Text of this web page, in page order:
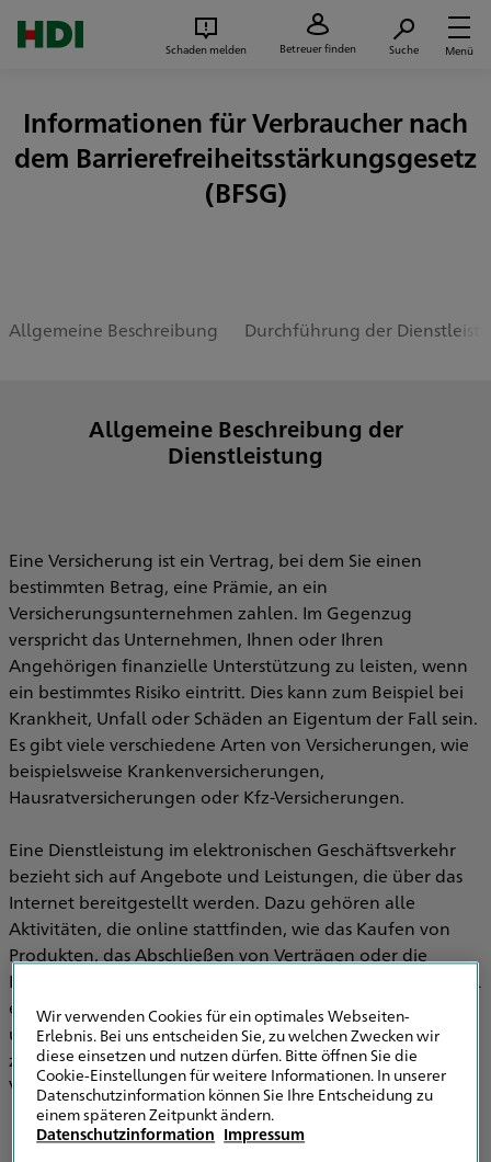
Zum Seiteninhalt springen
Schaden melden Betreuer finden Suche Menü
Informationen für Verbraucher nach
dem Barrierefreiheitsstärkungsgesetz
(BFSG)
Allgemeine Beschreibung Durchführung der
Allgemeine Beschreibung der
Dienstleistung
Eine Versicherung ist ein Vertrag, bei dem Sie einen
bestimmten Betrag, eine Prämie, an ein
Versicherungsunternehmen zahlen. Im Gegenzug
verspricht das Unternehmen, Ihnen oder Ihren
Angehörigen finanzielle Unterstützung zu leisten, wenn
ein bestimmtes Risiko eintritt. Dies kann zum Beispiel bei
Krankheit, Unfall oder Schäden an Eigentum der Fall sein.
Es gibt viele verschiedene Arten von Versicherungen, wie
beispielsweise Krankenversicherungen,
Hausratversicherungen oder Kfz-Versicherungen.
Eine Dienstleistung im elektronischen Geschäftsverkehr
bezieht sich auf Angebote und Leistungen, die über das
Internet bereitgestellt werden. Dazu gehören alle
Aktivitäten, die online stattfinden, wie das Kaufen von
Produkten, das Abschließen von Verträgen oder die
Inanspruchnahme von Beratungsdiensten. In unserem Fall
ermöglichen wir Ihnen, Versicherungen bequem über
unsere Webseite abzuschließen, ohne dass Sie persönlich
zu uns kommen müssen. Alles geschieht digital, was den
Vorgang einfach und schnell macht.
Wir verwenden Cookies für ein optimales Webseiten-
Erlebnis. Bei uns entscheiden Sie, zu welchen Zwecken wir
diese einsetzen und nutzen dürfen. Bitte öffnen Sie die
Cookie-Einstellungen für weitere Informationen. In unserer
Datenschutzinformation können Sie Ihre Entscheidung zu
einem späteren Zeitpunkt ändern.
Datenschutzinformation Impressum